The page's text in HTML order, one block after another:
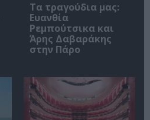
Τα τραγούδια μας:
Ευανθία
Ρεμπούτσικα και
Άρης Δαβαράκης
στην Πάρο